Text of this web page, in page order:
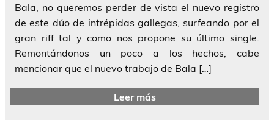
Bala, no queremos perder de vista el nuevo registro
de este dúo de intrépidas gallegas, surfeando por el
gran riff tal y como nos propone su último single.
Remontándonos un poco a los hechos, cabe
mencionar que el nuevo trabajo de Bala […]
Leer más